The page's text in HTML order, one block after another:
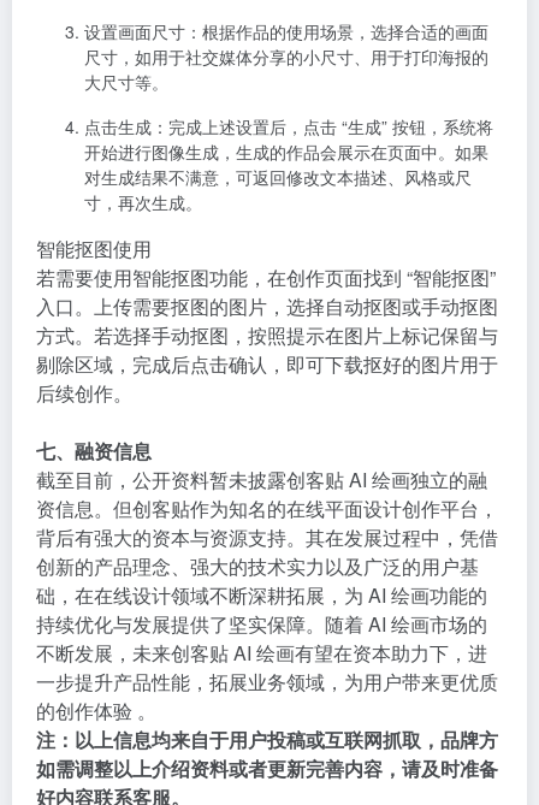
设置画面尺寸 ：根据作品的使用场景，选择合适的画面
尺寸，如用于社交媒体分享的小尺寸、用于打印海报的
大尺寸等。
点击生成 ：完成上述设置后，点击 “生成” 按钮，系统将
开始进行图像生成，生成的作品会展示在页面中。如果
对生成结果不满意，可返回修改文本描述、风格或尺
寸，再次生成。
智能抠图使用
若需要使用智能抠图功能，在创作页面找到 “智能抠图”
入口。上传需要抠图的图片，选择自动抠图或手动抠图
方式。若选择手动抠图，按照提示在图片上标记保留与
剔除区域，完成后点击确认，即可下载抠好的图片用于
后续创作。
七、融资信息
截至目前，公开资料暂未披露创客贴 AI 绘画独立的融
资信息。但创客贴作为知名的在线平面设计创作平台，
背后有强大的资本与资源支持。其在发展过程中，凭借
创新的产品理念、强大的技术实力以及广泛的用户基
础，在在线设计领域不断深耕拓展，为 AI 绘画功能的
持续优化与发展提供了坚实保障。随着 AI 绘画市场的
不断发展，未来创客贴 AI 绘画有望在资本助力下，进
一步提升产品性能，拓展业务领域，为用户带来更优质
的创作体验 。
注：以上信息均来自于用户投稿或互联网抓取，品牌方
如需调整以上介绍资料或者更新完善内容，请及时准备
好内容联系客服。